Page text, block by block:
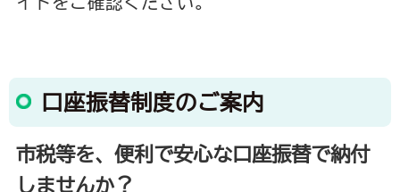
口座振替制度のご案内
市税等を、便利で安心な口座振替で納付
しませんか？